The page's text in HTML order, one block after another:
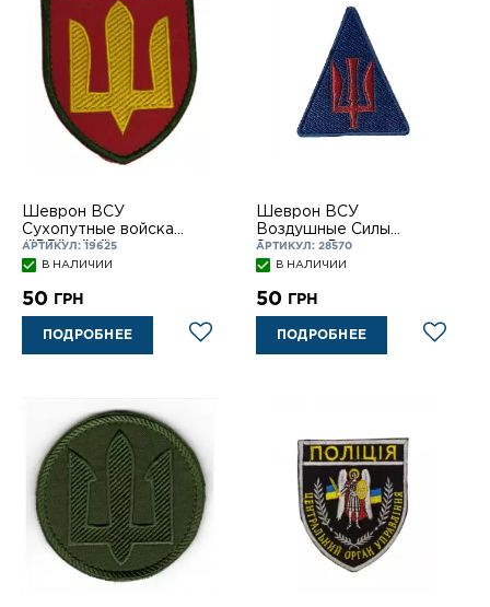
Шеврон ВСУ
Сухопутные войска
("РВ" и "А") на липучке
АРТИКУЛ: 19625
В НАЛИЧИИ
50 ГРН
ПОДРОБНЕЕ
Шеврон ВСУ
Воздушные Силы
Зенитно-Р на лип.
АРТИКУЛ: 28570
В НАЛИЧИИ
50 ГРН
ПОДРОБНЕЕ